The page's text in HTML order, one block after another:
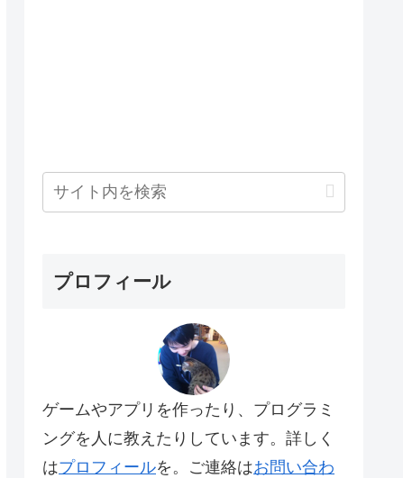
プロフィール
ゲームやアプリを作ったり、プログラミ
ングを人に教えたりしています。詳しく
はプロフィールを。ご連絡はお問い合わ